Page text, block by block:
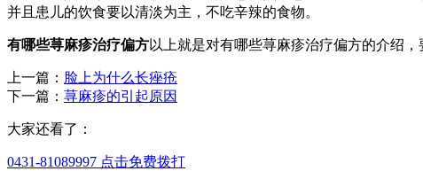
并且患儿的饮食要以清淡为主，不吃辛辣的食物。
有哪些荨麻疹治疗偏方以上就是对有哪些荨麻疹治疗偏方的介绍
上一篇： 脸上为什么长痤疮
下一篇： 荨麻疹的引起原因
大家还看了：
0431-81089997 点击免费拨打